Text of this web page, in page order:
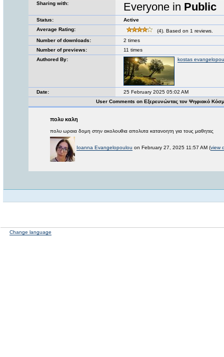
Sharing with: Everyone in Public
Status:
Active
Average Rating:
(4). Based on 1 reviews.
Number of downloads:
2 times
Number of previews:
11 times
Authored By:
kostas
Date:
25 February 2025 05:02 AM
User Comments on Εξερευνώντας τον Ψηφιακό
πολυ καλη
πολυ ωραια δομη στην ακολουθια απολυτα κατανοητη για τους μαθητες
Ioanna Evangelopoulou on February 27, 2025 11:57 AM (view
Change language